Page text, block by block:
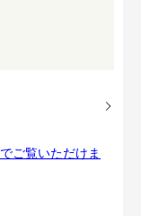
ご覧いただけま